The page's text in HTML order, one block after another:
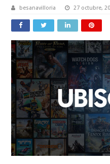
besanavilloria 27 octubre,